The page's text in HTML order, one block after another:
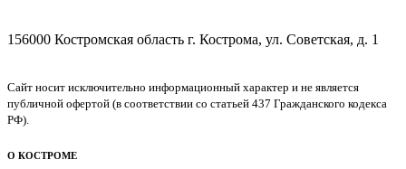
156000 Костромская область г. Кострома, ул. Советская, д. 1
Сайт носит исключительно информационный характер и не является
публичной офертой (в соответствии со статьей 437 Гражданского кодекса
РФ).
О КОСТРОМЕ